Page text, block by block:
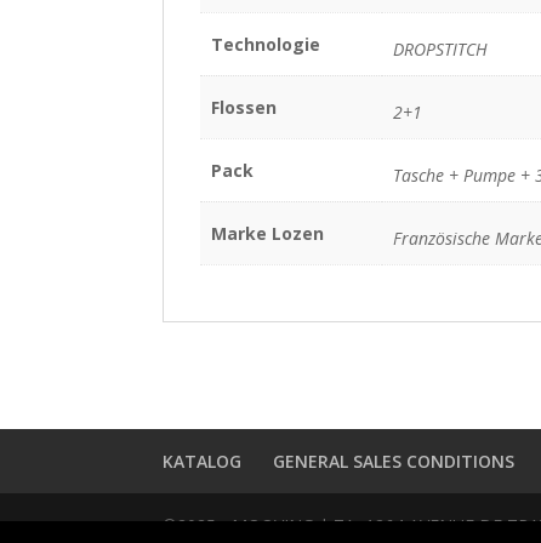
Technologie DROPSTITCH
Flossen 2+1
Pack Tasche + Pumpe
Marke Lozen Französische
KATALOG GENERAL SALES CONDITIONS
©2025 - MOOVING | ZA, 1264 AVENUE DE